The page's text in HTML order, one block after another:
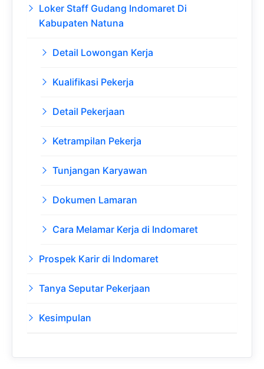
Loker Staff Gudang Indomaret Di
Kabupaten Natuna
Detail Lowongan Kerja
Kualifikasi Pekerja
Detail Pekerjaan
Ketrampilan Pekerja
Tunjangan Karyawan
Dokumen Lamaran
Cara Melamar Kerja di Indomaret
Prospek Karir di Indomaret
Tanya Seputar Pekerjaan
Kesimpulan